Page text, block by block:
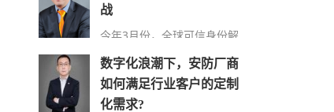
大物联网络对其安全保障…
战
今年3月份，全球可信身份解
的《安防行业现状报告》（以
下简称“报告”），该报告…
数字化浪潮下，安防厂商
如何满足行业客户的定制
化需求?